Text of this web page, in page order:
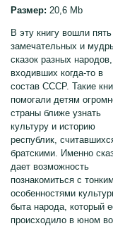
Размер: 20,6 Mb
В эту книгу вошли пять
замечательных и
сказок разных народов,
входивших когда-то в
состав СССР. Такие
помогали детям
страны ближе узнать
культуру и историю
республик,
братскими. Именно
дает возможность
познакомиться с
особенностями
быта народа, который
происходило в юном